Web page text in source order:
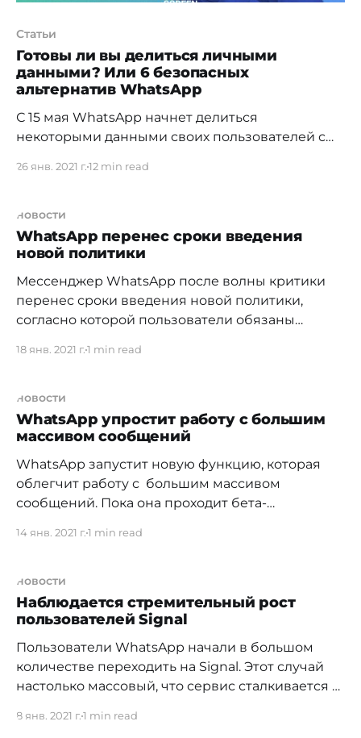
Статьи
Готовы ли вы делиться личными
данными? Или 6 безопасных
альтернатив WhatsApp
С 15 мая WhatsApp начнет делиться
некоторыми данными своих пользователей с
некоторых экспертов по кибербезопасности и
активистов по защите конфиденциальности
бить тревогу, поскольку такое решение
означает менее безопасную услугу для 2
миллиардов пользователей WhatsApp.
Платформа
26 янв. 2021 г.12 min read
новости
WhatsApp перенес сроки введения
новой политики
Мессенджер WhatsApp после волны критики
перенес сроки введения новой политики,
согласно которой пользователи обязаны
продлить срок рассмотрения и принятия
наших условий пользователями. Мы не
намерены блокировать или удалять чьи-либо
аккаунты 8 февраля. Кроме того,
18 янв. 2021 г.1 min read
новости
WhatsApp упростит работу с большим
массивом сообщений
WhatsApp запустит новую функцию, которая
облегчит работу с большим массивом
сообщений. Пока она проходит бета-
пользователь переставал получать сообщения,
а сама ветка оказывалась в «подвале» списка
чатов. В новой же опции логика работы
изменится
14 янв. 2021 г.1 min read
новости
Наблюдается стремительный рост
пользователей Signal
Пользователи WhatsApp начали в большом
количестве переходить на Signal. Этот случай
настолько массовый, что сервис сталкивается с
8 янв. 2021 г.1 min read